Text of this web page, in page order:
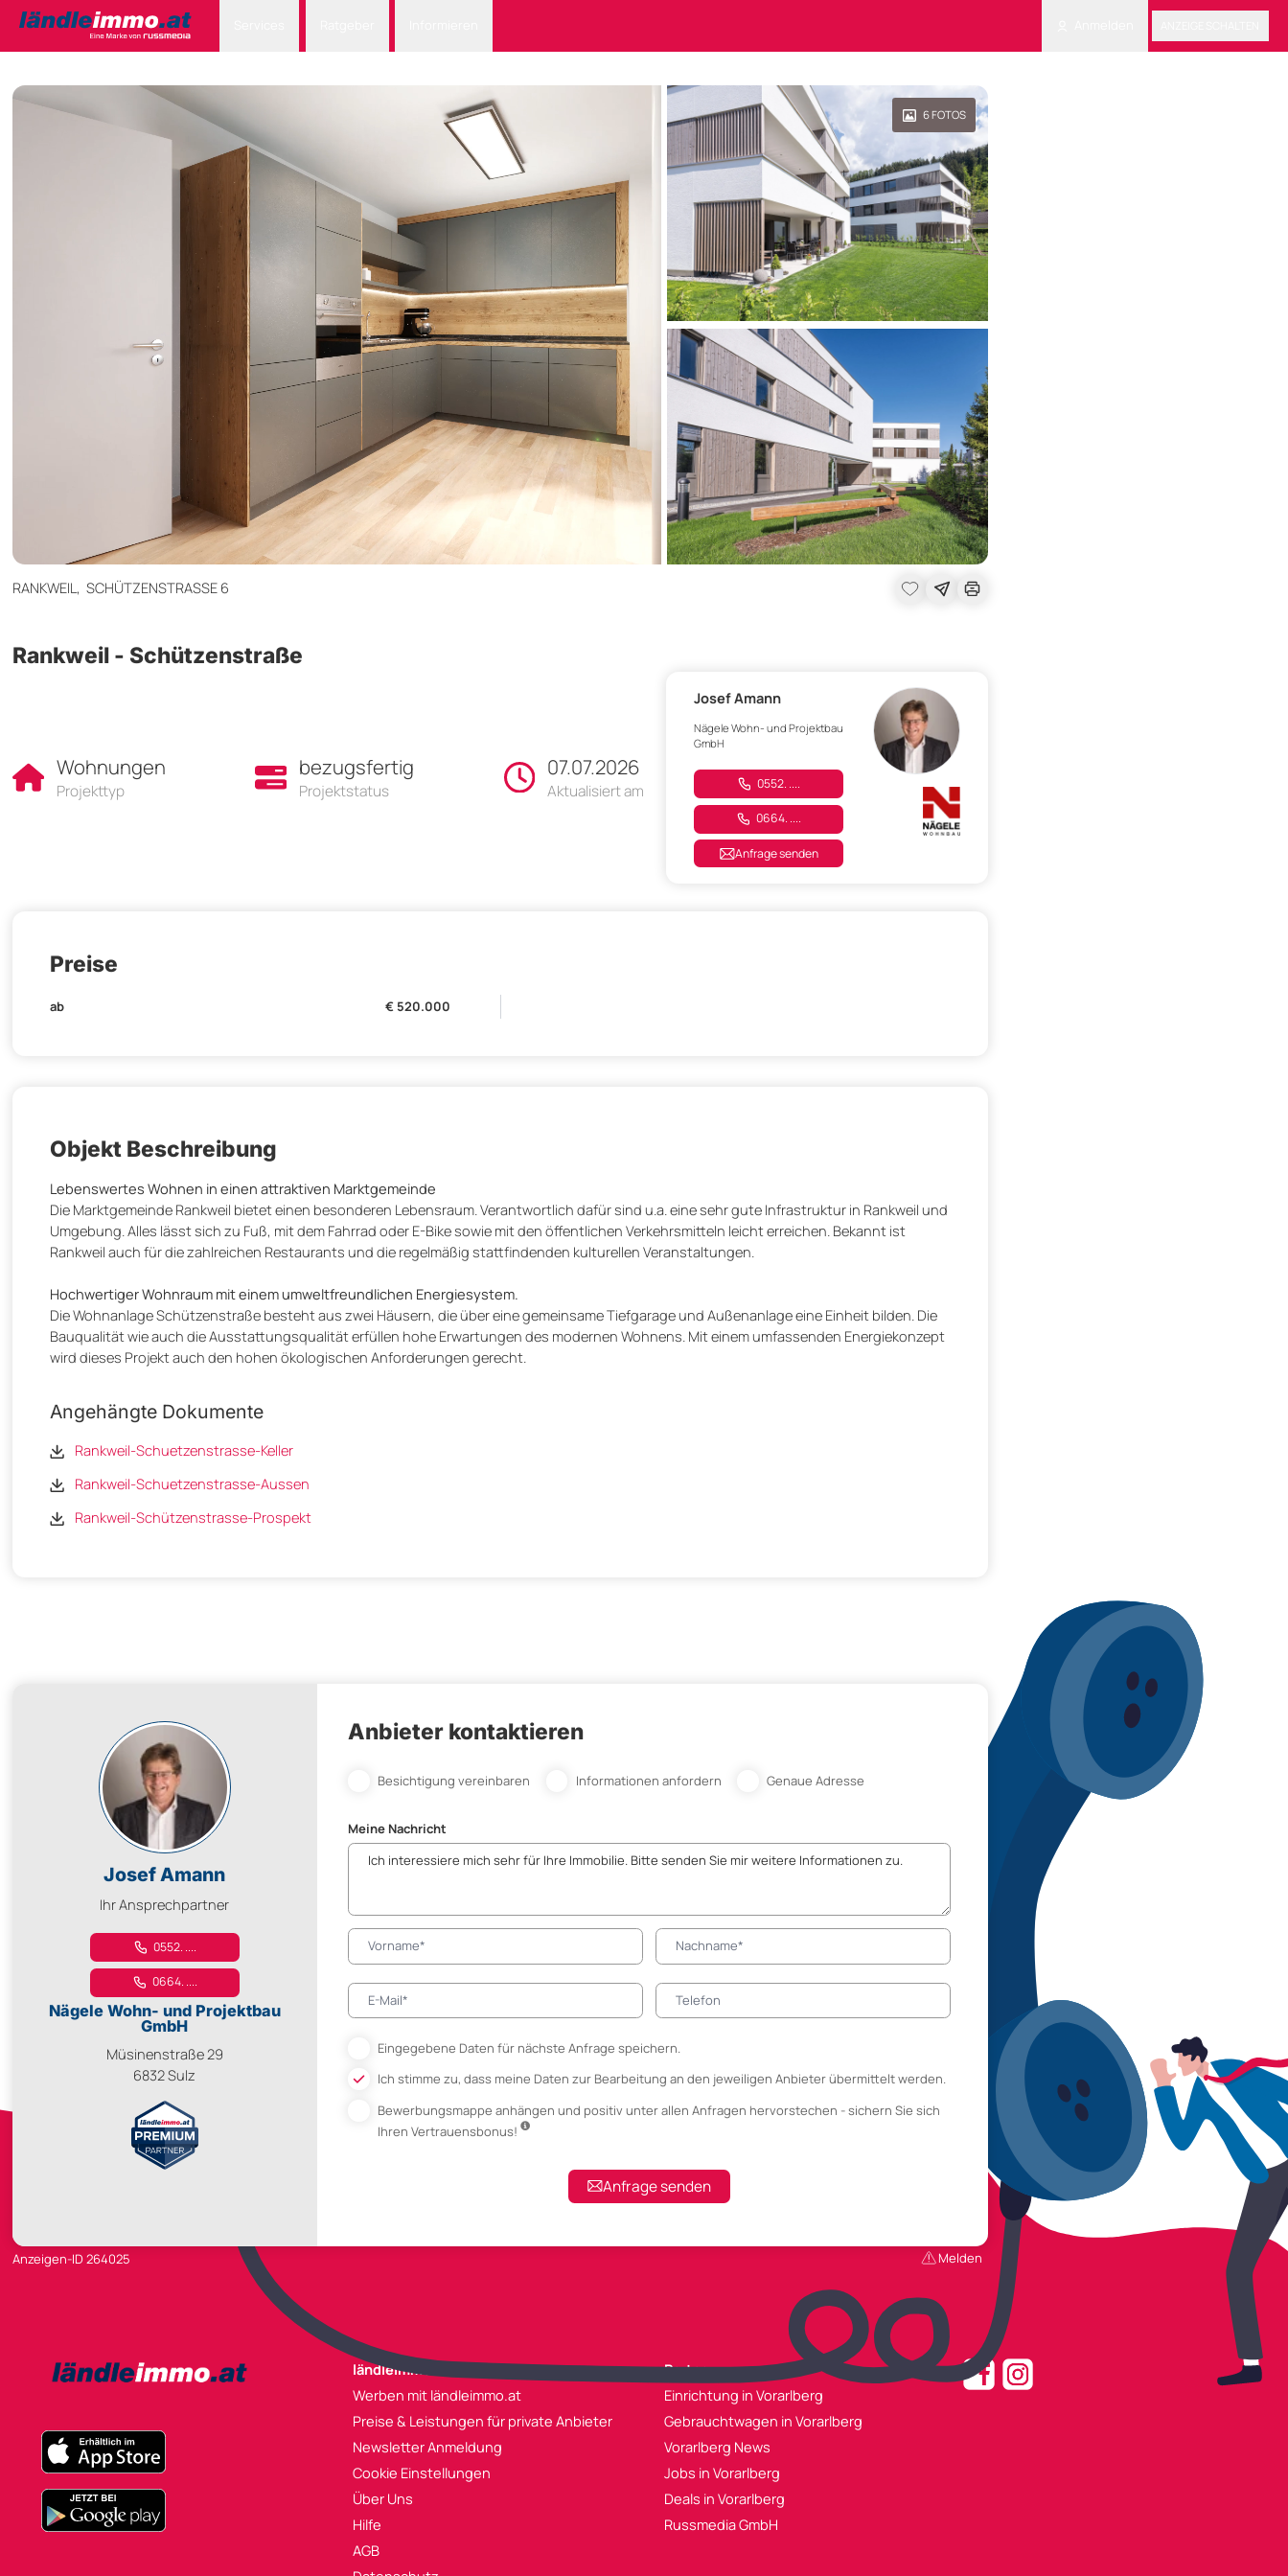
6FOTOS
RANKWEIL, SCHÜTZENSTRASSE 6
Rankweil - Schützenstraße
Wohnungen
Projekttyp
bezugsfertig
Projektstatus
07.07.2026
Aktualisiert am
Josef Amann
Nägele Wohn- und Projektbau
GmbH
0552. ....
0664. ....
Anfrage senden
Preise
ab € 520.000
Objekt Beschreibung
Lebenswertes Wohnen in einen attraktiven Marktgemeinde
Die Marktgemeinde Rankweil bietet einen besonderen Lebensraum. Verantwortlich dafür sind u.a. eine sehr gute Infrastruktur in Rankweil und
Umgebung. Alles lässt sich zu Fuß, mit dem Fahrrad oder E-Bike sowie mit den öffentlichen Verkehrsmitteln leicht erreichen. Bekannt ist
Rankweil auch für die zahlreichen Restaurants und die regelmäßig stattfindenden kulturellen Veranstaltungen.
Hochwertiger Wohnraum mit einem umweltfreundlichen Energiesystem.
Die Wohnanlage Schützenstraße besteht aus zwei Häusern, die über eine gemeinsame Tiefgarage und Außenanlage eine Einheit bilden. Die
Bauqualität wie auch die Ausstattungsqualität erfüllen hohe Erwartungen des modernen Wohnens. Mit einem umfassenden Energiekonzept
wird dieses Projekt auch den hohen ökologischen Anforderungen gerecht.
Angehängte Dokumente
Rankweil-Schuetzenstrasse-Keller
Rankweil-Schuetzenstrasse-Aussen
Rankweil-Schützenstrasse-Prospekt
Josef Amann
Ihr Ansprechpartner
0552. ....
0664. ....
Nägele Wohn- und Projektbau
GmbH
Müsinenstraße 29
6832 Sulz
Anbieter kontaktieren
Besichtigung vereinbaren Informationen anfordern Genaue Adresse
Meine Nachricht
Eingegebene Daten für nächste Anfrage speichern.
Ich stimme zu, dass meine Daten zur Bearbeitung an den jeweiligen Anbieter übermittelt werden.
Bewerbungsmappe anhängenund positiv unter allen Anfragen hervorstechen - sichern Sie sich
Ihren Vertrauensbonus!
Anfrage senden
Anzeigen-ID 264025 Melden
ländleimmo.at
Werben mit ländleimmo.at
Preise & Leistungen für private Anbieter
Newsletter Anmeldung
Cookie Einstellungen
Über Uns
Hilfe
AGB
Partner
Einrichtung in Vorarlberg
Gebrauchtwagen in Vorarlberg
Vorarlberg News
Jobs in Vorarlberg
Deals in Vorarlberg
Russmedia GmbH